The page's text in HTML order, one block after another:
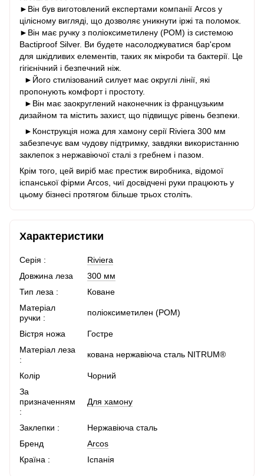
►Він був виготовлений експертами компанії Arcos у
цілісному вигляді, що дозволяє уникнути іржі та поломок.
►Він має ручку з поліоксиметилену (POM) із системою
Bactiproof Silver. Ви будете насолоджуватися бар'єром
для шкідливих елементів, таких як мікроби та бактерії. Це
гігієнічний і безпечний ніж.
►Його стилізований силует має округлі лінії, які
пропонують комфорт і простоту.
►Він має заокруглений наконечник із французьким
дизайном та містить захист, що підвищує рівень безпеки.
►Конструкція ножа для хамону серії Riviera 300 мм
забезпечує вам чудову підтримку, завдяки використанню
заклепок з нержавіючої сталі з гребнем і пазом.
Крім того, цей виріб має престиж виробника, відомої
іспанської фірми Arcos, чиї досвідчені руки працюють у
цьому бізнесі протягом більше трьох століть.
Характеристики
Серія :
Riviera
Довжина леза
300 мм
Тип леза :
Коване
Матеріал
ручки :
поліоксиметилен (POM)
Вістря ножа
Гостре
Матеріал леза
:
кована нержавіюча сталь NITRUM®
Колір
Чорний
За
призначенням
:
Для хамону
Заклепки :
Нержавіюча сталь
Бренд
Arcos
Країна :
Іспанія